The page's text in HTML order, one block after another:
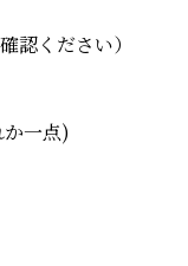
認ください）
一点)